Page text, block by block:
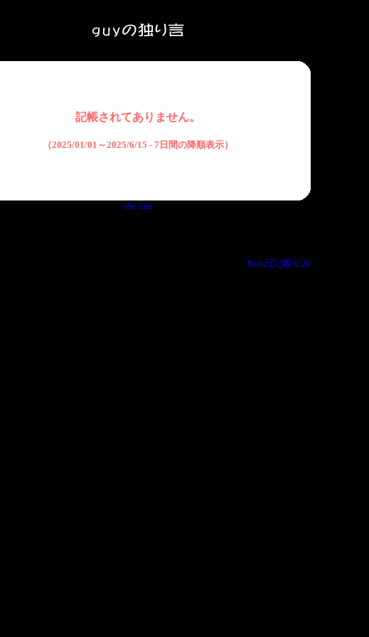
記帳されてありません。
（2025/01/01～2025/6/15 - 7日間の降順表示）
the last
Web日記帳/0.20